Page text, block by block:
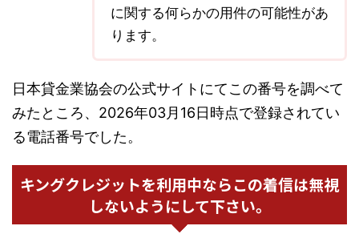
に関する何らかの用件の可能性があ
ります。
日本貸金業協会の公式サイトにてこの番号を調べて
みたところ、2026年03月16日時点で登録されてい
る電話番号でした。
キングクレジットを利用中ならこの着信は無視
しないようにして下さい。